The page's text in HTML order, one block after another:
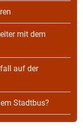
mit dem
auf der
Stadtbus?